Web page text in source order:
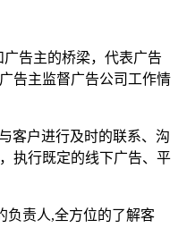
告主的桥梁，代表广告
告主监督广告公司工作情
客户进行及时的联系、沟
执行既定的线下广告、平
负责人,全方位的了解客